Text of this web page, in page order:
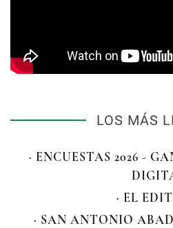
LOS MÁS
· ENCUESTAS 2026 -
· EL
· SAN ANTONIO